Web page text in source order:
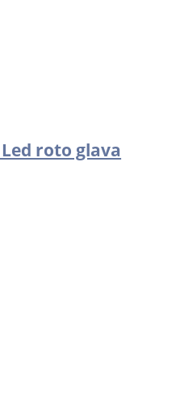
roto glava